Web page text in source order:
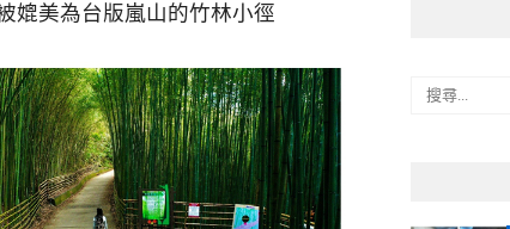
媲美為台版嵐山的竹林小徑
搜